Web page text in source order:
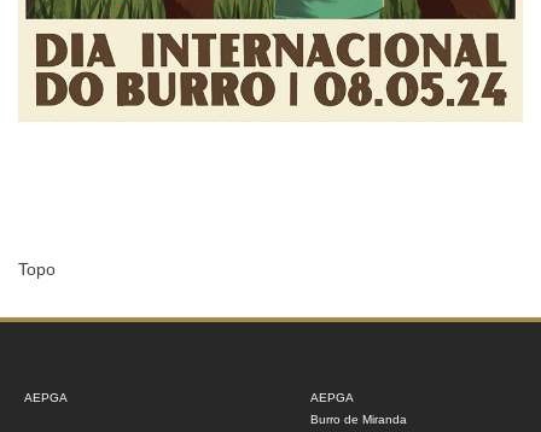
Topo
AEPGA
AEPGA
Burro de Miranda